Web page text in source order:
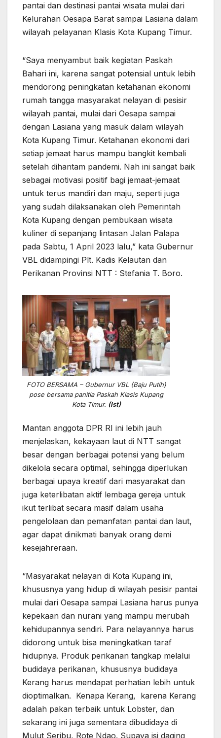
pantai dan destinasi pantai wisata mulai dari
Kelurahan Oesapa Barat sampai Lasiana dalam
wilayah pelayanan Klasis Kota Kupang Timur.
“Saya menyambut baik kegiatan Paskah
Bahari ini, karena sangat potensial untuk lebih
mendorong peningkatan ketahanan ekonomi
rumah tangga masyarakat nelayan di pesisir
wilayah pantai, mulai dari Oesapa sampai
dengan Lasiana yang masuk dalam wilayah
Kota Kupang Timur. Ketahanan ekonomi dari
setiap jemaat harus mampu bangkit kembali
setelah dihantam pandemi. Nah ini sangat baik
sebagai motivasi positif bagi jemaat-jemaat
untuk terus mandiri dan maju, seperti juga
yang sudah dilaksanakan oleh Pemerintah
Kota Kupang dengan pembukaan wisata
kuliner di sepanjang lintasan Jalan Palapa
pada Sabtu, 1 April 2023 lalu,” kata Gubernur
VBL didampingi Plt. Kadis Kelautan dan
Perikanan Provinsi NTT : Stefania T. Boro.
FOTO BERSAMA – Gubernur VBL (Baju Putih)
pose bersama panitia Paskah Klasis Kupang
Kota Timur. (Ist)
Mantan anggota DPR RI ini lebih jauh
menjelaskan, kekayaan laut di NTT sangat
besar dengan berbagai potensi yang belum
dikelola secara optimal, sehingga diperlukan
berbagai upaya kreatif dari masyarakat dan
juga keterlibatan aktif lembaga gereja untuk
ikut terlibat secara masif dalam usaha
pengelolaan dan pemanfatan pantai dan laut,
agar dapat dinikmati banyak orang demi
kesejahreraan.
“Masyarakat nelayan di Kota Kupang ini,
khususnya yang hidup di wilayah pesisir pantai
mulai dari Oesapa sampai Lasiana harus punya
kepekaan dan nurani yang mampu merubah
kehidupannya sendiri. Para nelayannya harus
didorong untuk bisa meningkatkan taraf
hidupnya. Produk perikanan tangkap melalui
budidaya perikanan, khususnya budidaya
Kerang harus mendapat perhatian lebih untuk
dioptimalkan. Kenapa Kerang, karena Kerang
adalah pakan terbaik untuk Lobster, dan
sekarang ini juga sementara dibudidaya di
Mulut Seribu, Rote Ndao. Supaya isi daging